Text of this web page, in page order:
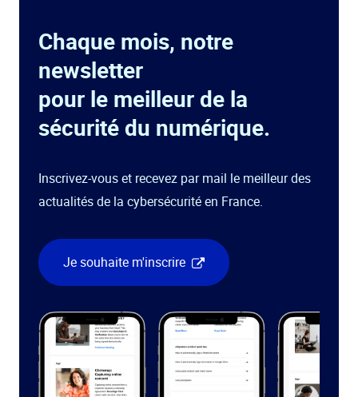
Chaque mois, notre
newsletter
pour le meilleur de la
sécurité du numérique.
Inscrivez-vous et recevez par mail le meilleur des
actualités de la cybersécurité en France.
Je souhaite m'inscrire